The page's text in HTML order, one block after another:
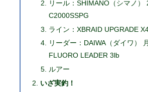
リール：SHIMANO（シマノ）
C2000SSPG
ライン：XBRAID UPGRADE
リーダー：DAIWA（ダイワ）
FLUORO LEADER 3lb
ルアー
いざ実釣！